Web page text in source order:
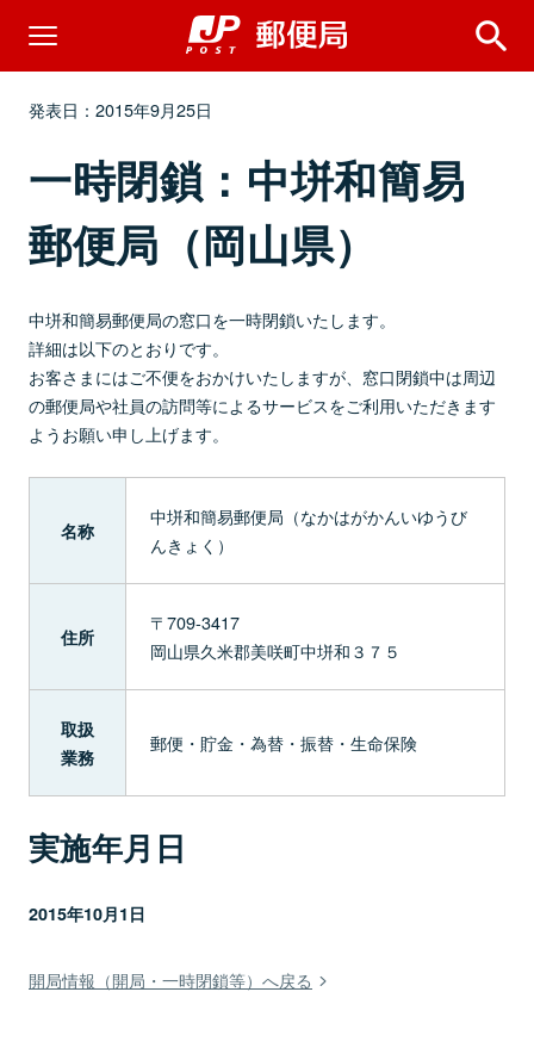
発表日：2015年9月25日
一時閉鎖：中垪和簡易
郵便局（岡山県）
中垪和簡易郵便局の窓口を一時閉鎖いたします。
詳細は以下のとおりです。
お客さまにはご不便をおかけいたしますが、窓口閉鎖中は周辺
の郵便局や社員の訪問等によるサービスをご利用いただきます
ようお願い申し上げます。
名称
中垪和簡易郵便局（なかはがかんいゆうび
んきょく）
住所
〒709-3417
岡山県久米郡美咲町中垪和３７５
取扱
業務
郵便・貯金・為替・振替・生命保険
実施年月日
2015年10月1日
開局情報（開局・一時閉鎖等）へ戻る